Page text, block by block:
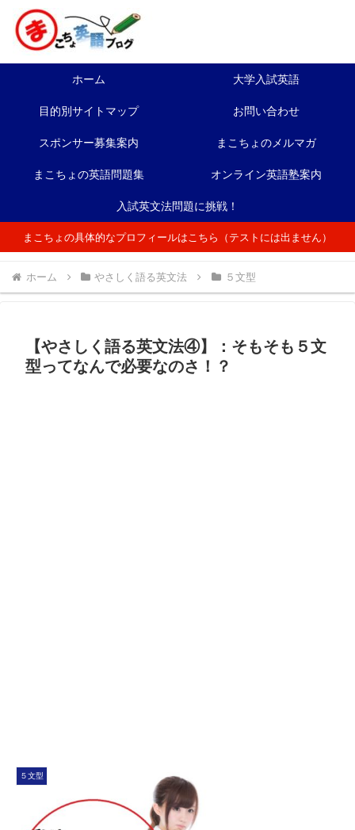
ホーム 大学入試英語
目的別サイトマップ お問い合わせ
スポンサー募集案内 まこちょのメルマガ
まこちょの英語問題集 オンライン英語塾案内
入試英文法問題に挑戦！
まこちょの具体的なプロフィールはこちら（テストには出ません）
ホーム やさしく語る英文法 ５文型
【やさしく語る英文法④】：そもそも５文
型ってなんで必要なのさ！？
５文型